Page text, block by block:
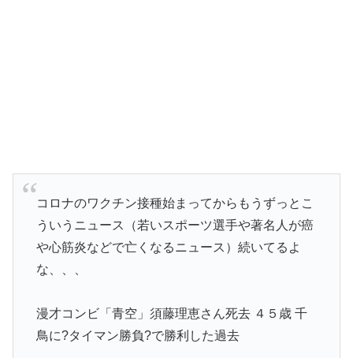
コロナのワクチン接種始まってからもうずっとこ
ういうニュース（若いスポーツ選手や著名人が癌
や心筋炎などで亡くなるニュース）続いてるよ
な、、、
漫才コンビ「青空」須藤理恵さん死去 ４５歳 千
鳥に?タイマン勝負?で勝利した過去